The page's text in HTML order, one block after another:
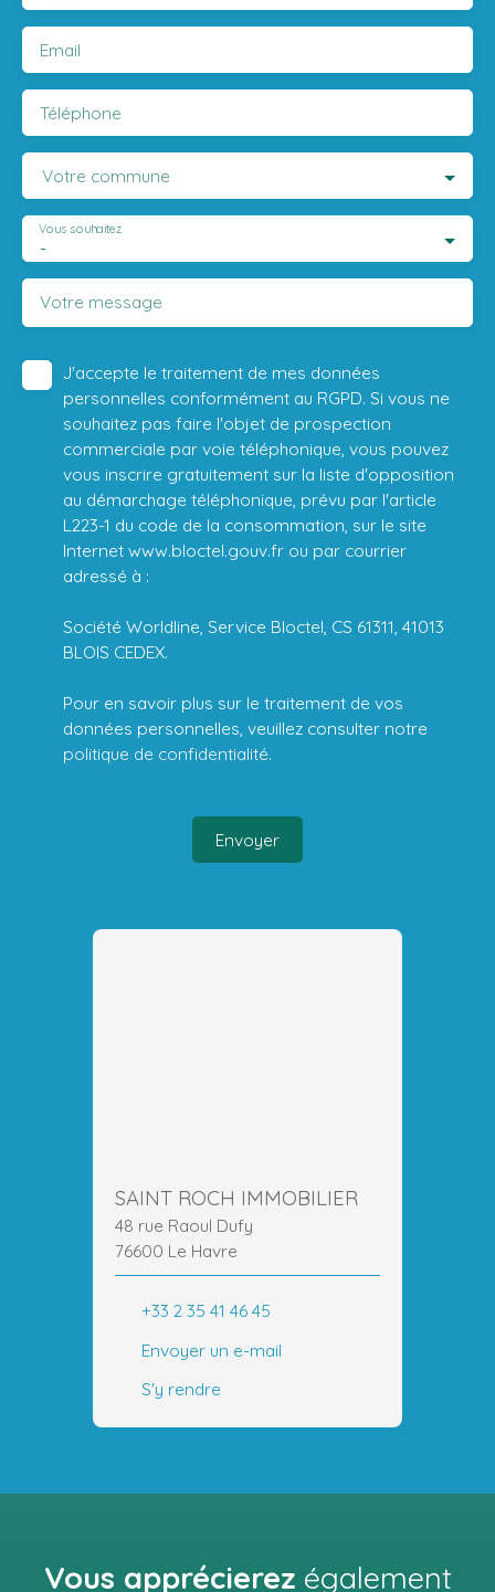
Email
Téléphone
Votre commune
-
Vous souhaitez
Votre message
J'accepte le traitement de mes données
personnelles conformément au RGPD. Si vous ne
souhaitez pas faire l'objet de prospection
commerciale par voie téléphonique, vous pouvez
vous inscrire gratuitement sur la liste d'opposition
au démarchage téléphonique, prévu par l'article
L223-1 du code de la consommation, sur le site
Internet www.bloctel.gouv.fr ou par courrier
adressé à :
Société Worldline, Service Bloctel, CS 61311, 41013
BLOIS CEDEX.
Pour en savoir plus sur le traitement de vos
données personnelles, veuillez consulter notre
politique de confidentialité.
Envoyer
SAINT ROCH IMMOBILIER
48 rue Raoul Dufy
76600 Le Havre
+33 2 35 41 46 45
Envoyer un e-mail
S'y rendre
Vous apprécierez également